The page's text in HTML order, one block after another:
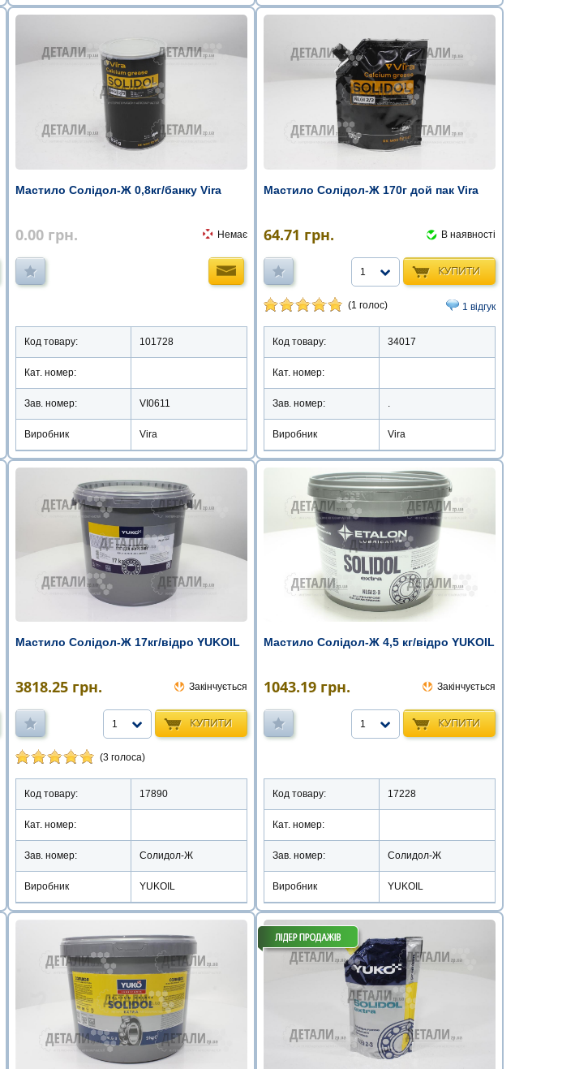
Мастило Солідол-Ж 0,8кг/банку Vira
0.00 грн. Немає
Код товару: 101728
Кат. номер:
Зав. номер: VI0611
Виробник Vira
Мастило Солідол-Ж 170г дой пак Vira
64.71 грн. В наявності
КУПИТИ
1
(1 голос) 1 відгук
Код товару: 34017
Кат. номер:
Зав. номер:
Виробник Vira
Мастило Солідол-Ж 17кг/відро YUKOIL
3818.25 грн. Закінчується
КУПИТИ
1
(3 голоса)
Код товару: 17890
Кат. номер:
Зав. номер: Солидол-Ж
Виробник YUKOIL
Мастило Солідол-Ж 4,5 кг/відро YUKOIL
1043.19 грн. Закінчується
КУПИТИ
1
Код товару: 17228
Кат. номер:
Зав. номер: Солидол-Ж
Виробник YUKOIL